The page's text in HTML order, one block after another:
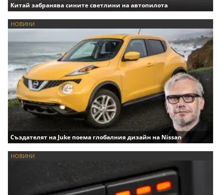
Китай забранява сините светлини на автопилота
НОВИНИ
Създателят на Juke поема глобалния дизайн на Nissan
НОВИНИ